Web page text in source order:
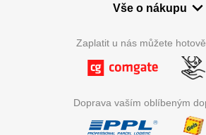
Vše o nákupu
Zaplatit u nás můžete
Doprava vaším oblíbeným